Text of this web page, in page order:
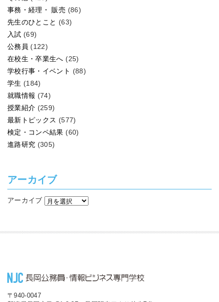
事務・経理・ 販売 (86)
先生のひとこと (63)
入試 (69)
公務員 (122)
在校生・卒業生へ (25)
学校行事・イベント (88)
学生 (184)
就職情報 (74)
授業紹介 (259)
最新トピックス (577)
検定・コンペ結果 (60)
進路研究 (305)
アーカイブ
アーカイブ
〒940-0047